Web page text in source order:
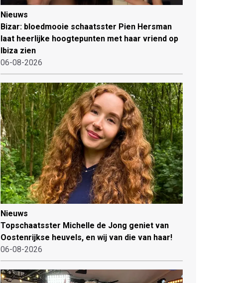
Nieuws
Bizar: bloedmooie schaatsster Pien Hersman
laat heerlijke hoogtepunten met haar vriend op
Ibiza zien
06-08-2026
Nieuws
Topschaatsster Michelle de Jong geniet van
Oostenrijkse heuvels, en wij van die van haar!
06-08-2026